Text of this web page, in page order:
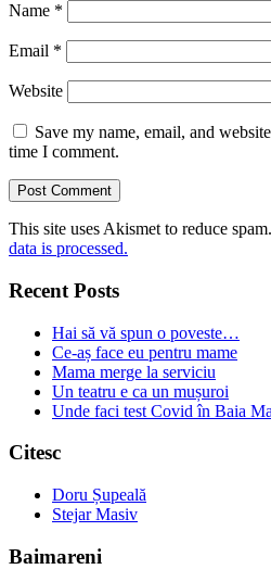
Name *
Email *
Website
Save my name, email, and
time I comment.
This site uses Akismet to reduce spam.
data is processed.
Recent Posts
Hai să vă spun o poveste…
Ce-aș face eu pentru mame
Mama merge la serviciu
Un teatru e ca un mușuroi
Unde faci test Covid în Baia
Citesc
Doru Șupeală
Stejar Masiv
Baimareni